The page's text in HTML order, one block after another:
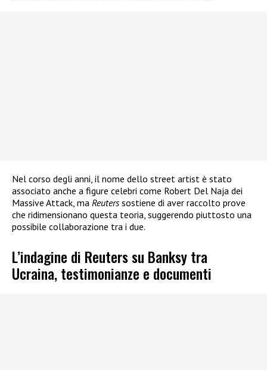
Nel corso degli anni, il nome dello street artist è stato
associato anche a figure celebri come Robert Del Naja dei
Massive Attack, ma Reuterssostiene di aver raccolto prove
che ridimensionano questa teoria, suggerendo piuttosto una
possibile collaborazione tra i due.
L’indagine di Reuters su Banksy tra
Ucraina, testimonianze e documenti